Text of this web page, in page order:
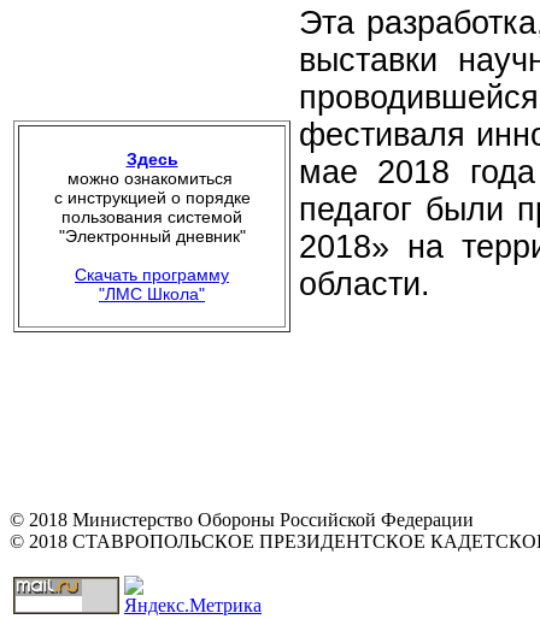
Здесь
можно ознакомиться
с инструкцией о порядке
пользования системой
"Электронный дневник"
Скачать программу
"ЛМС Школа"
Эта
выставки
фестиваля
мае 2018
педагог были
2018» на
области.
© 2018 Министерство Обороны Российской Федерации
© 2018 СТАВРОПОЛЬСКОЕ ПРЕЗИДЕНТСКОЕ